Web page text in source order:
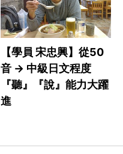
【學員 宋忠興】從50
音 -> 中級日文程度
『聽』『說』能力大躍
進